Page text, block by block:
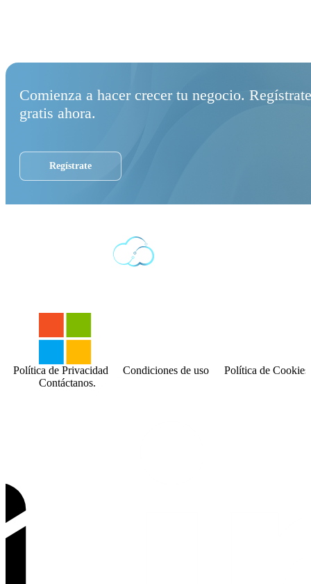
Comienza a hacer crecer tu negocio. Regístrate
gratis ahora.
Regístrate
Contáctanos.
Política de Privacidad Condiciones de uso Política de Cookies